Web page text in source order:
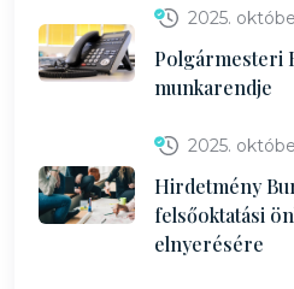
2025.
Polgármesteri
munkarendje
2025.
Hirdetmény
felsőoktatási
elnyerésére